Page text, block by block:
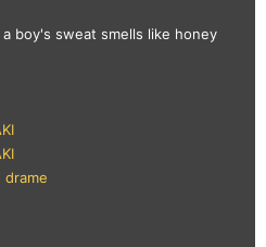
boy's sweat smells like honey
drame